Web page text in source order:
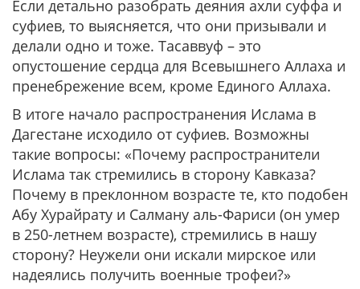
Если детально разобрать деяния ахли суффа и
суфиев, то выясняется, что они призывали и
делали одно и тоже. Тасаввуф – это
опустошение сердца для Всевышнего Аллаха и
пренебрежение всем, кроме Единого Аллаха.
В итоге начало распространения Ислама в
Дагестане исходило от суфиев. Возможны
такие вопросы: «Почему распространители
Ислама так стремились в сторону Кавказа?
Почему в преклонном возрасте те, кто подобен
Абу Хурайрату и Салману аль-Фариси (он умер
в 250-летнем возрасте), стремились в нашу
сторону? Неужели они искали мирское или
надеялись получить военные трофеи?»